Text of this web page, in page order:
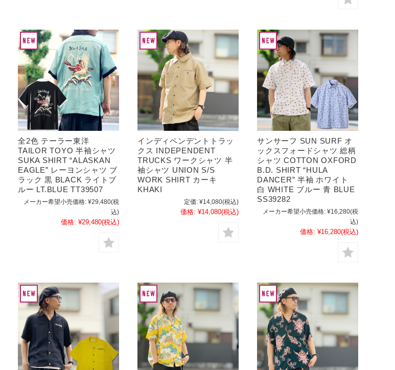
全2色 テーラー東洋
TAILOR TOYO 半袖シャツ
SUKA SHIRT “ALASKAN
EAGLE” レーヨンシャツ ブ
ラック 黒 BLACK ライトブ
ルー LT.BLUE TT39507
メーカー希望小売価格: ¥29,480(税
込)
価格: ¥29,480(税込)
インディペンデントトラッ
クス INDEPENDENT
TRUCKS ワークシャツ 半
袖シャツ UNION S/S
WORK SHIRT カーキ
KHAKI
定価: ¥14,080(税込)
価格: ¥14,080(税込)
サンサーフ SUN SURF オ
ックスフォードシャツ 総柄
シャツ COTTON OXFORD
B.D. SHIRT “HULA
DANCER” 半袖 ホワイト
白 WHITE ブルー 青 BLUE
SS39282
メーカー希望小売価格: ¥16,280(税
込)
価格: ¥16,280(税込)